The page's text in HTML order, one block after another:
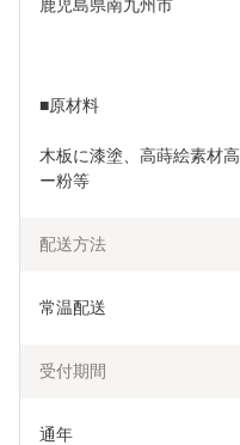
鹿児島県南九州市
■原材料
木板に漆塗、高蒔絵素材
ー粉等
配送方法
常温配送
受付期間
通年